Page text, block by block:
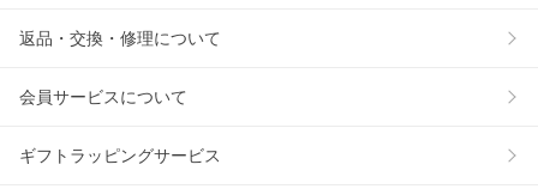
返品・交換・修理について
会員サービスについて
ギフトラッピングサービス